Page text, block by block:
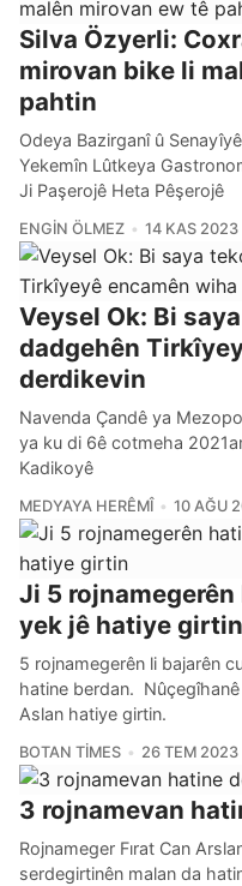
Silva Özyerli:
mirovan bike li
pahtin
Odeya Bazirganî û
Yekemîn Lûtkeya
Ji Paşerojê Heta Pêşerojê
ENGIN ÖLMEZ 14 KAS 2023
Veysel Ok: Bi
dadgehên
derdikevin
Navenda Çandê ya
ya ku di 6ê cotmeha
Kadikoyê
MEDYAYA HERÊMÎ 10 AĞU
Ji 5
yek jê hatiye girtin
5 rojnamegerên li bajarên
hatine berdan.
Aslan hatiye girtin.
BOTAN TIMES 26 TEM 2023
3 rojnamevan
Rojnameger Fırat Can
serdegirtinên malan da